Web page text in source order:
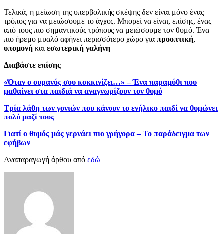
Τελικά, η μείωση της υπερβολικής σκέψης δεν είναι μόνο ένας
τρόπος για να μειώσουμε το άγχος. Μπορεί να είναι, επίσης, ένας
από τους πιο σημαντικούς τρόπους να μειώσουμε τον θυμό. Ένα
πιο ήρεμο μυαλό αφήνει περισσότερο χώρο για προοπτική,
υπομονή και εσωτερική γαλήνη.
Διαβάστε επίσης
«Όταν ο ουρανός σου κοκκινίζει…» – Ένα παραμύθι που
μαθαίνει στα παιδιά να αναγνωρίζουν τον θυμό
Τρία λάθη των γονιών που κάνουν το ενήλικο παιδί να θυμώνει
πολύ μαζί τους
Γιατί ο θυμός μάς γερνάει πιο γρήγορα – Το παράδειγμα των
εφήβων
Αναπαραγωγή άρθου από εδώ